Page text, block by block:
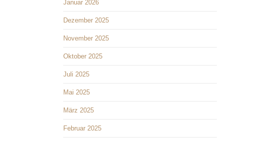
Januar 2026
Dezember 2025
November 2025
Oktober 2025
Juli 2025
Mai 2025
März 2025
Februar 2025